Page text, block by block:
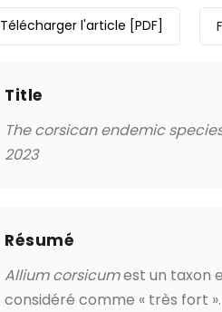
Télécharger l'article [PDF]
Title
The corsican endemic
2023
Résumé
Allium corsicumest un taxon
considéré comme « très fort